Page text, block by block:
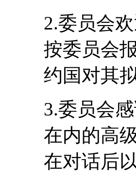
2.委员会
按委员会
约国对其
3.委员会
在内的高
在对话后